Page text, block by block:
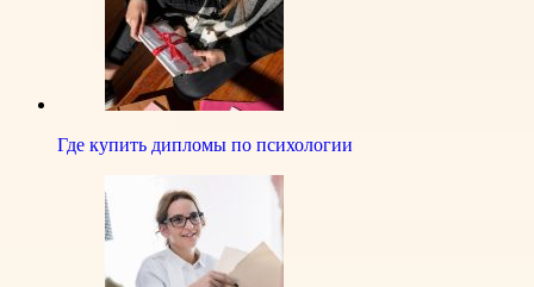
Где купить дипломы по психологии